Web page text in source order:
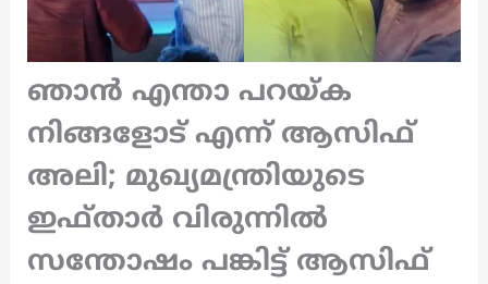
ഞാന്‍ എന്താ പറയ്ക
നിങ്ങളോട് എന്ന് ആസിഫ്
അലി; മുഖ്യമന്ത്രിയുടെ
ഇഫ്താര്‍ വിരുന്നിൽ
സന്തോഷം പങ്കിട്ട് ആസിഫ്